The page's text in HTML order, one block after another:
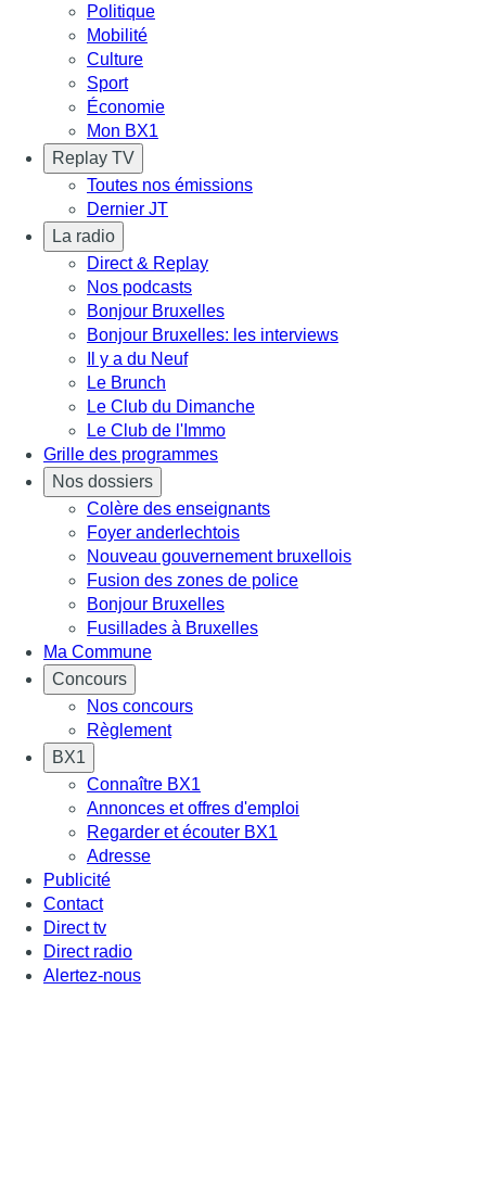
Politique
Mobilité
Culture
Sport
Économie
Mon BX1
Replay TV
Toutes nos émissions
Dernier JT
La radio
Direct & Replay
Nos podcasts
Bonjour Bruxelles
Bonjour Bruxelles: les interviews
Il y a du Neuf
Le Brunch
Le Club du Dimanche
Le Club de l'Immo
Grille des programmes
Nos dossiers
Colère des enseignants
Foyer anderlechtois
Nouveau gouvernement bruxellois
Fusion des zones de police
Bonjour Bruxelles
Fusillades à Bruxelles
Ma Commune
Concours
Nos concours
Règlement
BX1
Connaître BX1
Annonces et offres d'emploi
Regarder et écouter BX1
Adresse
Publicité
Contact
Direct tv
Direct radio
Alertez-nous